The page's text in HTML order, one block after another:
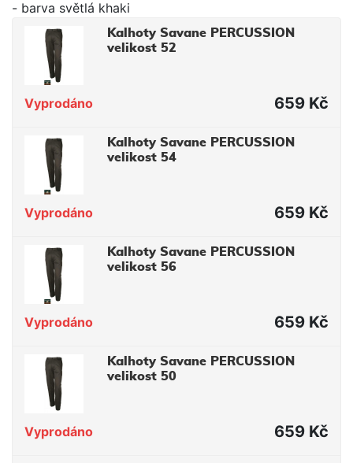
- barva světlá khaki
Kalhoty Savane PERCUSSION
velikost 52
Vyprodáno 659 Kč
Kalhoty Savane PERCUSSION
velikost 54
Vyprodáno 659 Kč
Kalhoty Savane PERCUSSION
velikost 56
Vyprodáno 659 Kč
Kalhoty Savane PERCUSSION
velikost 50
Vyprodáno 659 Kč